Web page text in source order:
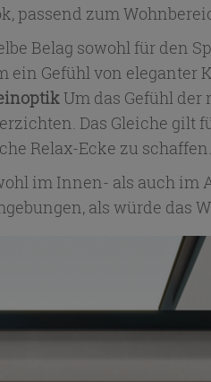
passend zum
Belag sowohl für den
Gefühl von eleganter
Um das Gefühl
Das Gleiche gilt
Relax-Ecke zu schaffen.
im Innen- als auch im
als würde das